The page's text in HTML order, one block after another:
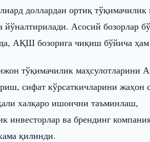
доллардан ортиқ
йўналтирилади. Асосий бозорлар
АҚШ бозорига чиқиш бўйича
тўқимачилик маҳсулотларини
сифат кўрсаткичларини жаҳон
халқаро ишончни таъминлаш,
инвесторлар ва брендинг
қилинди.